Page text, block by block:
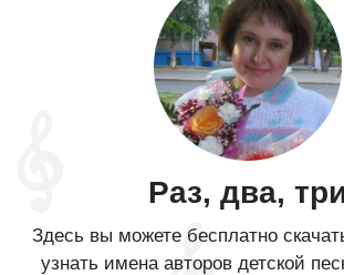
Раз, два,
Здесь вы можете бесплатно
узнать имена авторов детской